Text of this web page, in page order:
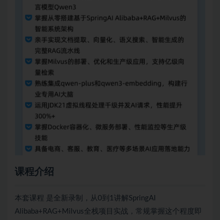
课程介绍
本套课程 是全新录制，从0到1讲解SpringAI
Alibaba+RAG+Milvus全栈项目实战，常规掌握这个程度即